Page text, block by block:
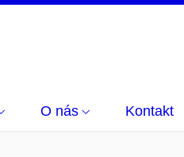
O nás Kontakt